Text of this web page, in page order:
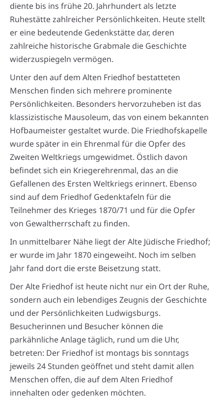
diente bis ins frühe 20. Jahrhundert als letzte
Ruhestätte zahlreicher Persönlichkeiten. Heute stellt
er eine bedeutende Gedenkstätte dar, deren
zahlreiche historische Grabmale die Geschichte
widerzuspiegeln vermögen.
Unter den auf dem Alten Friedhof bestatteten
Menschen finden sich mehrere prominente
Persönlichkeiten. Besonders hervorzuheben ist das
klassizistische Mausoleum, das von einem bekannten
Hofbaumeister gestaltet wurde. Die Friedhofskapelle
wurde später in ein Ehrenmal für die Opfer des
Zweiten Weltkriegs umgewidmet. Östlich davon
befindet sich ein Kriegerehrenmal, das an die
Gefallenen des Ersten Weltkriegs erinnert. Ebenso
sind auf dem Friedhof Gedenktafeln für die
Teilnehmer des Krieges 1870/71 und für die Opfer
von Gewaltherrschaft zu finden.
In unmittelbarer Nähe liegt der Alte Jüdische Friedhof;
er wurde im Jahr 1870 eingeweiht. Noch im selben
Jahr fand dort die erste Beisetzung statt.
Der Alte Friedhof ist heute nicht nur ein Ort der Ruhe,
sondern auch ein lebendiges Zeugnis der Geschichte
und der Persönlichkeiten Ludwigsburgs.
Besucherinnen und Besucher können die
parkähnliche Anlage täglich, rund um die Uhr,
betreten: Der Friedhof ist montags bis sonntags
jeweils 24 Stunden geöffnet und steht damit allen
Menschen offen, die auf dem Alten Friedhof
innehalten oder gedenken möchten.